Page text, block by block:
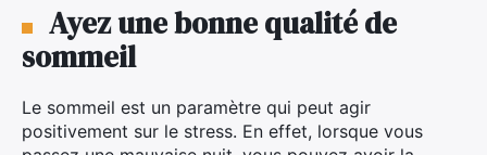
Ayez une bonne qualité de
sommeil
Le sommeil est un paramètre qui peut agir
positivement sur le stress. En effet, lorsque vous